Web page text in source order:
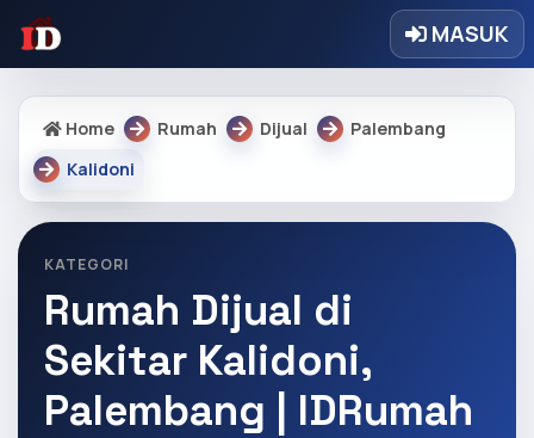
MASUK
Home Rumah Dijual
Palembang
Kalidoni
KATEGORI
Rumah Dijual di
Sekitar Kalidoni,
Palembang | IDRumah